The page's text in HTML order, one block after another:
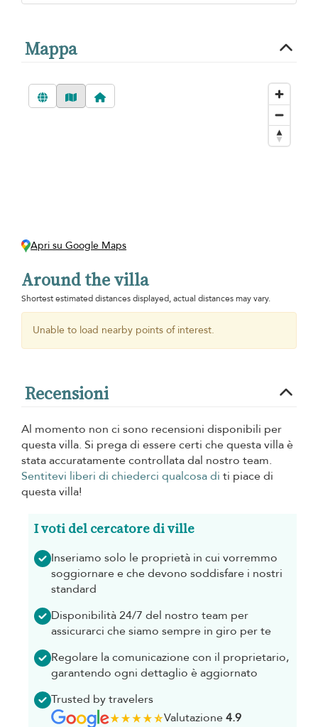
Mappa
Apri su Google Maps
Around the villa
Shortest estimated distances displayed, actual distances may vary.
Unable to load nearby points of interest.
Recensioni
Al momento non ci sono recensioni disponibili per
questa villa. Si prega di essere certi che questa villa è
stata accuratamente controllata dal nostro team.
Sentitevi liberi di chiederci qualcosa di ti piace di
questa villa!
I voti del cercatore di ville
Inseriamo solo le proprietà in cui vorremmo
soggiornare e che devono soddisfare i nostri
standard
Disponibilità 24/7 del nostro team per
assicurarci che siamo sempre in giro per te
Regolare la comunicazione con il proprietario,
garantendo ogni dettaglio è aggiornato
Trusted by travelers
Valutazione4.9